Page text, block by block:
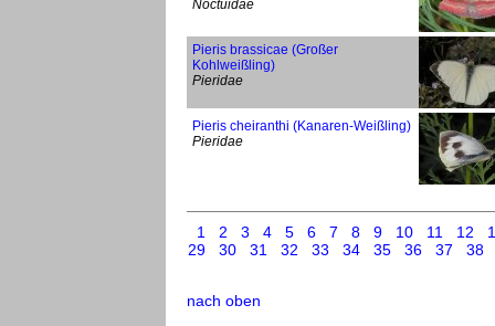
Noctuidae
Pieris brassicae (Großer
Kohlweißling)
Pieridae
Pieris cheiranthi (Kanaren-Weißling)
Pieridae
1 2 3 4 5 6 7 8 9 10 11 12
29
30 31 32 33 34 35 36 37 38
nach oben